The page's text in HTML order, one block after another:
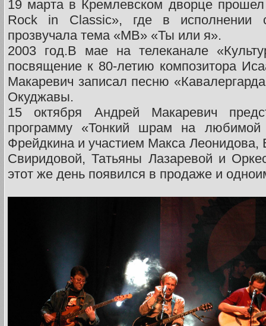
19 марта в Кремлевском дворце
Rock in Classic», где в исполнении
прозвучала тема «МВ» «Ты или я».
2003 год.В мае на телеканале
посвящение к 80-летию композитора
Макаревич записал песню
Окуджавы.
15 октября Андрей Макаревич
программу «Тонкий шрам на
Фрейдкина и участием Макса
Свиридовой, Татьяны Лазаревой и
этот же день появился в продаже и